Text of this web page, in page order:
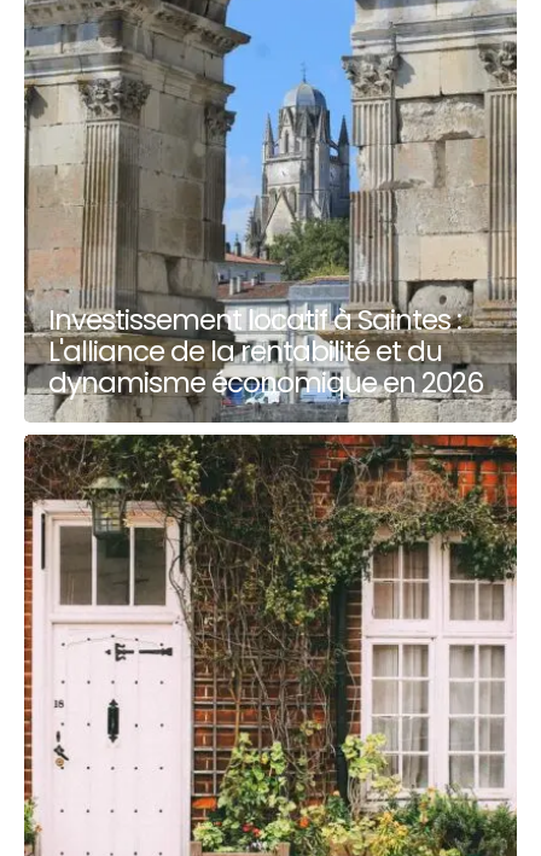
Investissement locatif à Saintes :
L'alliance de la rentabilité et du
dynamisme économique en 2026